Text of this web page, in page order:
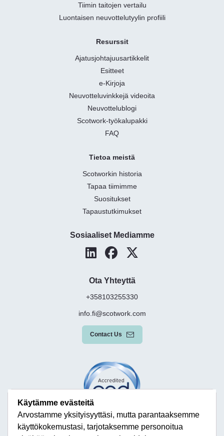
Tiimin taitojen vertailu
Luontaisen neuvottelutyylin profiili
Resurssit
Ajatusjohtajuusartikkelit
Esitteet
e-Kirjoja
Neuvotteluvinkkejä videoita
Neuvottelublogi
Scotwork-työkalupakki
FAQ
Tietoa meistä
Scotworkin historia
Tapaa tiimimme
Suositukset
Tapaustutkimukset
Sosiaaliset Mediamme
Ota Yhteyttä
+358103255330
info.fi@scotwork.com
Contact Us
Käytämme evästeitä
Arvostamme yksityisyyttäsi, mutta parantaaksemme
käyttökokemustasi, tarjotaksemme personoitua